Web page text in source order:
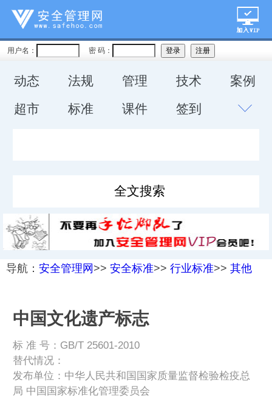
用户名： 密 码：
动态 法规 管理 技术
案例
超市
标准 课件 签到
导航： 安全管理网 >> 安全标准>> 行业标准>> 其他
中国文化遗产标志
标 准 号：GB/T 25601-2010
替代情况：
发布单位：中华人民共和国国家质量监督检验检疫总
局 中国国家标准化管理委员会